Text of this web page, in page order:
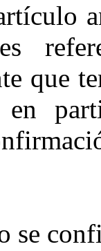
que
en
se